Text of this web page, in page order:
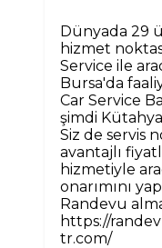
Dünyada 29
hizmet
Service ile
Bursa'da
Car Service
şimdi
Siz de servis
avantajlı
hizmetiyle
onarımını
Randevu
https://
tr.com/